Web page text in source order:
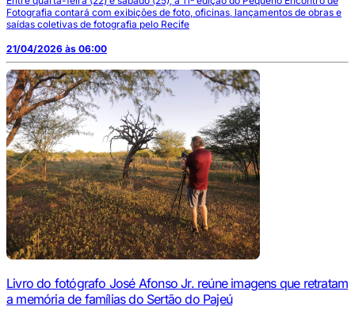
Fotografia contará com exibições de foto, oficinas, lançamentos de obras e
saídas coletivas de fotografia pelo Recife
21/04/2026 às 06:00
Livro do fotógrafo José Afonso Jr. reúne imagens que retratam
a memória de famílias do Sertão do Pajeú